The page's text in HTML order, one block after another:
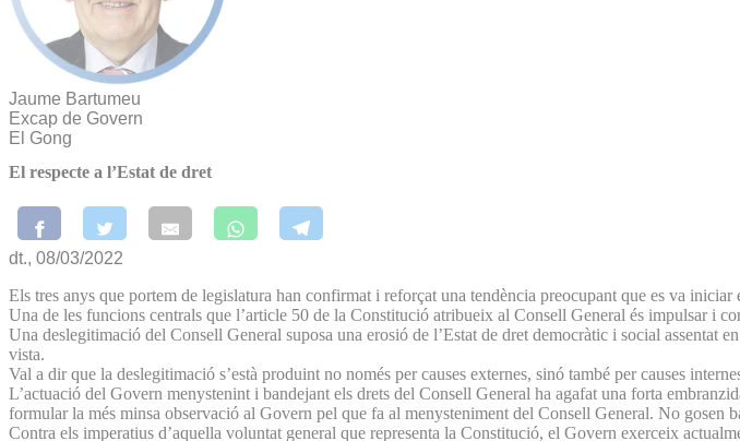
Jaume Bartumeu
Excap de Govern
El Gong
El respecte a l’Estat de dret
dt., 08/03/2022
Els tres anys que portem de legislatura han confirmat i reforçat una tendència preocupant que es va
Una de les funcions centrals que l’article 50 de la Constitució atribueix al Consell General és impulsar i
Una deslegitimació del Consell General suposa una erosió de l’Estat de dret democràtic i social assentat
vista.
Val a dir que la deslegitimació s’està produint no només per causes externes, sinó també per causes
L’actuació del Govern menystenint i bandejant els drets del Consell General ha agafat una forta
formular la més minsa observació al Govern pel que fa al menysteniment del Consell General. No gosen
Contra els imperatius d’aquella voluntat general que representa la Constitució, el Govern exerceix